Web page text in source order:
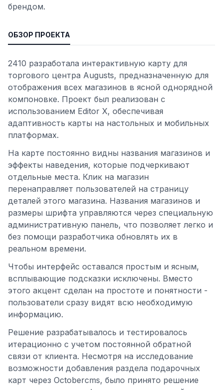
брендом.
ОБЗОР ПРОЕКТА
2410 разработала интерактивную карту для
торгового центра Augusts, предназначенную для
отображения всех магазинов в ясной однорядной
компоновке. Проект был реализован с
использованием Editor X, обеспечивая
адаптивность карты на настольных и мобильных
платформах.
На карте постоянно видны названия магазинов и
эффекты наведения, которые подчеркивают
отдельные места. Клик на магазин
перенаправляет пользователей на страницу
деталей этого магазина. Названия магазинов и
размеры шрифта управляются через специальную
административную панель, что позволяет легко и
без помощи разработчика обновлять их в
реальном времени.
Чтобы интерфейс оставался простым и ясным,
всплывающие подсказки исключены. Вместо
этого акцент сделан на простоте и понятности -
пользователи сразу видят всю необходимую
информацию.
Решение разрабатывалось и тестировалось
итерационно с учетом постоянной обратной
связи от клиента. Несмотря на исследование
возможности добавления раздела подарочных
карт через Octobercms, было принято решение